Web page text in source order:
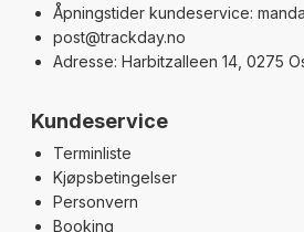
Åpningstider kundeservice:
post@trackday.no
Adresse: Harbitzalleen 14, 0275
Kundeservice
Terminliste
Kjøpsbetingelser
Personvern
Booking